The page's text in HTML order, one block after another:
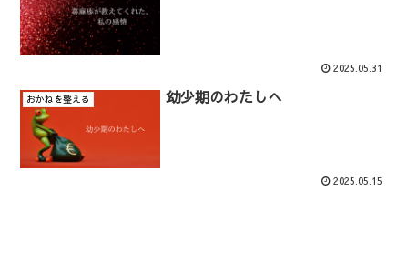
2025.05.31
おかねを整える 幼少期のわたしへ
2025.05.15